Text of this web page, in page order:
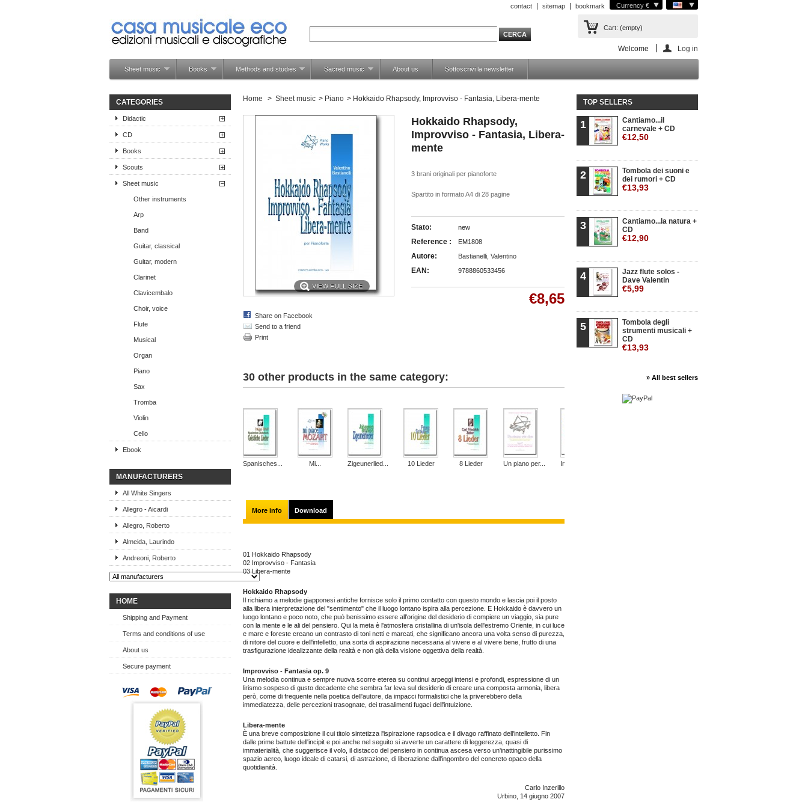
Currency €
contact sitemap bookmark
Cart: (empty)
Welcome Log in
Sheet music Books Methods and studies Sacred music About us Sottoscrivi la newsletter
CATEGORIES
Didactic
CD
Books
Scouts
Sheet music
Other instruments
Arp
Band
Guitar, classical
Guitar, modern
Clarinet
Clavicembalo
Choir, voice
Flute
Musical
Organ
Piano
Sax
Tromba
Violin
Cello
Ebook
MANUFACTURERS
All White Singers
Allegro - Aicardi
Allegro, Roberto
Almeida, Laurindo
Andreoni, Roberto
HOME
Shipping and Payment
Terms and conditions of use
About us
Secure payment
Home > Sheet music > Piano > Hokkaido Rhapsody, Improvviso - Fantasia, Libera-mente
VIEW FULL SIZE
Share on Facebook
Send to a friend
Print
Hokkaido Rhapsody,
Improvviso - Fantasia, Libera-
mente
3 brani originali per pianoforte
Spartito in formato A4 di 28 pagine
Stato: new
Reference : EM1808
Autore: Bastianelli, Valentino
EAN: 9788860533456
€8,65
30 other products in the same category:
Spanisches... Mi... Zigeunerlied... 10 Lieder 8 Lieder Un piano per... Inni Nazionali
More info Download
01 Hokkaido Rhapsody
02 Improvviso - Fantasia
03 Libera-mente
Hokkaido Rhapsody
Il richiamo a melodie giapponesi antiche fornisce solo il primo contatto con questo mondo e lascia poi il posto
alla libera interpretazione del "sentimento" che il luogo lontano ispira alla percezione. E Hokkaido è davvero un
luogo lontano e poco noto, che può benissimo essere all'origine del desiderio di compiere un viaggio, sia pure
con la mente e le ali del pensiero. Qui la meta è l'atmosfera cristallina di un'isola dell'estremo Oriente, in cui luce
e mare e foreste creano un contrasto di toni netti e marcati, che significano ancora una volta senso di purezza,
di nitore del cuore e dell'intelletto, una sorta di aspirazione necessaria al vivere e al vivere bene, frutto di una
trasfigurazione idealizzante della realtà e non già della visione oggettiva della realtà.
Improvviso - Fantasia op. 9
Una melodia continua e sempre nuova scorre eterea su continui arpeggi intensi e profondi, espressione di un
lirismo sospeso di gusto decadente che sembra far leva sul desiderio di creare una composta armonia, libera
però, come di frequente nella poetica dell'autore, da impacci formalistici che la priverebbero della
immediatezza, delle percezioni trasognate, dei trasalimenti fugaci dell'intuizione.
Libera-mente
È una breve composizione il cui titolo sintetizza l'ispirazione rapsodica e il divago raffinato dell'intelletto. Fin
dalle prime battute dell'incipit e poi anche nel seguito si avverte un carattere di leggerezza, quasi di
immaterialità, che suggerisce il volo, il distacco del pensiero in continua ascesa verso un'inattingibile purissimo
spazio aereo, luogo ideale di catarsi, di astrazione, di liberazione dall'ingombro del concreto opaco della
quotidianità.
Carlo Inzerillo
Urbino, 14 giugno 2007
TOP SELLERS
1
Cantiamo...il
carnevale + CD
€12,50
2
Tombola dei suoni e
dei rumori + CD
€13,93
3
Cantiamo...la natura +
CD
€12,90
4
Jazz flute solos -
Dave Valentin
€5,99
5
Tombola degli
strumenti musicali +
CD
€13,93
» All best sellers